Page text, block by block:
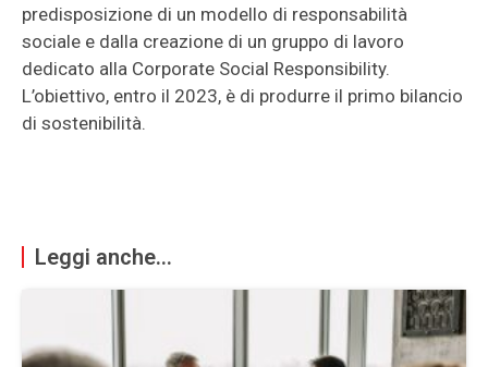
predisposizione di un modello di responsabilità
sociale e dalla creazione di un gruppo di lavoro
dedicato alla Corporate Social Responsibility.
L’obiettivo, entro il 2023, è di produrre il primo bilancio
di sostenibilità.
Leggi anche...